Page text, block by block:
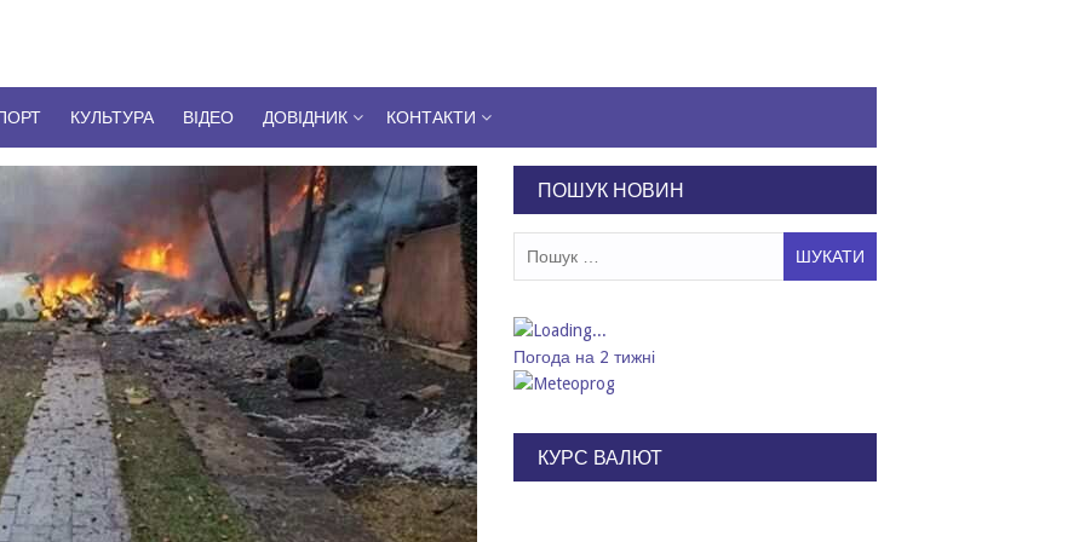
КУЛЬТУРА ВІДЕО ДОВІДНИК КОНТАКТИ
ПОШУК НОВИН
Погода на 2 тижні
КУРС ВАЛЮТ